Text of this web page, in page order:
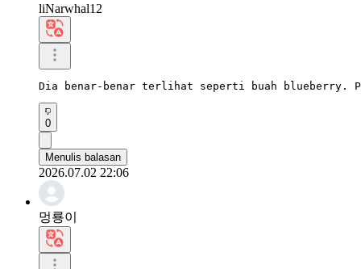
liNarwhal12
Dia benar-benar terlihat seperti buah blueberry.
0
Menulis balasan
2026.07.02 22:06
멍룡이